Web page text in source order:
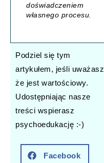
doświadczeniem
własnego procesu.
Podziel się tym
artykułem, jeśli uważasz
że jest wartościowy.
Udostępniając nasze
treści wspierasz
psychoedukację :-)
Facebook